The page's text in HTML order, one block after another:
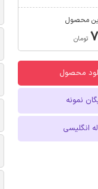
محصول
تومان
محصول
نمونه
انگلیسی